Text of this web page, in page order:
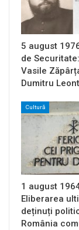
5 august
de
Vasile
Dumitru
Cultură
1 august
Eliberarea
deținuți
România